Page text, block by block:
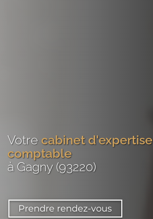
Votre cabinet d'expertise
comptable
à Gagny (93220)
Prendre rendez-vous